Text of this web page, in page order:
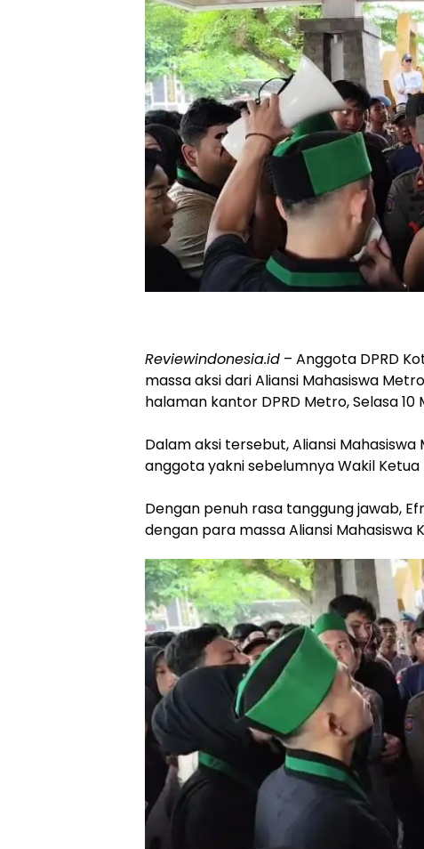
Reviewindonesia.id – Anggota DPRD
massa aksi dari Aliansi Mahasiswa
halaman kantor DPRD Metro, Selasa 10
‎Dalam aksi tersebut, Aliansi
anggota yakni sebelumnya Wakil Ketua
‎Dengan penuh rasa tanggung jawab,
dengan para massa Aliansi Mahasiswa